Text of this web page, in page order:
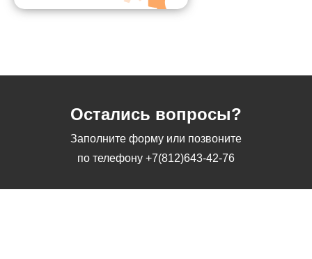
Остались вопросы?
Заполните форму или позвоните
по телефону +7(812)643-42-76